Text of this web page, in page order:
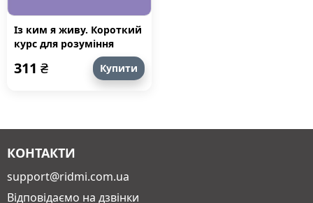
Із ким я живу. Короткий
курс для розуміння
311 ₴ Купити
КОНТАКТИ
support@ridmi.com.ua
Відповідаємо на дзвінки